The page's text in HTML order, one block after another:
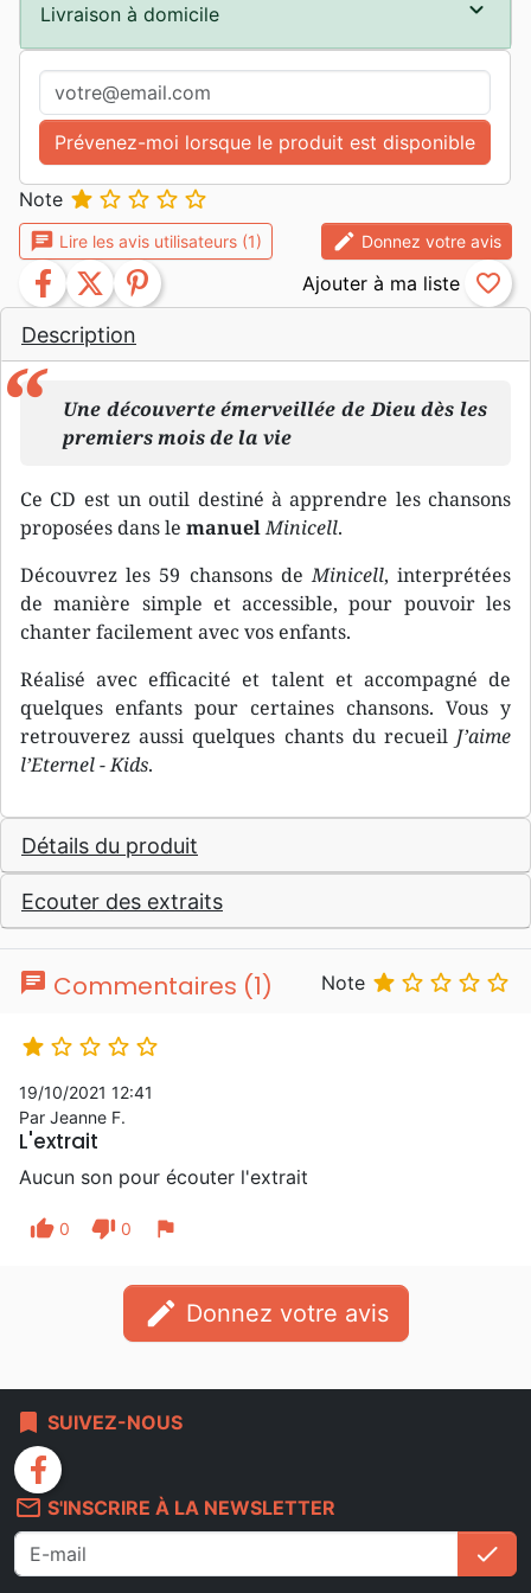
Description
Une découverte émerveillée de Dieu dès les
premiers mois de la vie
Ce CD est un outil destiné à apprendre les chansons
proposées dans le manuelMinicell.
Découvrez les 59 chansons deMinicell, interprétées
de manière simple et accessible, pour pouvoir les
chanter facilement avec vos enfants.
Réalisé avec efficacité et talent et accompagné de
quelques enfants pour certaines chansons. Vous y
retrouverez aussi quelques chants du recueil J’aime
l’Eternel - Kids.
Détails du produit
Ecouter des extraits
Livraison à domicile
Prévenez-moi lorsque le produit est disponible
Note     
chat Lire les avis utilisateurs (1) edit Donnez votre avis
facebook twitter pinterest favorite_border
chat Commentaires (1) Note     
    
19/10/2021 12:41
Par Jeanne F.
L'extrait
Aucun son pour écouter l'extrait
thumb_up 0 thumb_down 0 flag
edit Donnez votre avis
bookmark SUIVEZ-NOUS
facebook
mail_outline S'INSCRIRE À LA NEWSLETTER
check